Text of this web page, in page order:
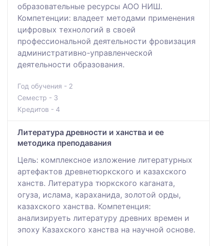
образовательные ресурсы АОО НИШ.
Компетенции: владеет методами применения
цифровых технологий в своей
профессиональной деятельности фровизация
административно-управленческой
деятельности образования.
Год обучения - 2
Семестр - 3
Кредитов - 4
Литература древности и ханства и ее
методика преподавания
Цель: комплексное изложение литературных
артефактов древнетюркского и казахского
ханств. Литература тюркского каганата,
огуза, ислама, караханида, золотой орды,
казахского ханства. Компетенция:
анализируеть литературу древних времен и
эпоху Казахского ханства на научной основе.